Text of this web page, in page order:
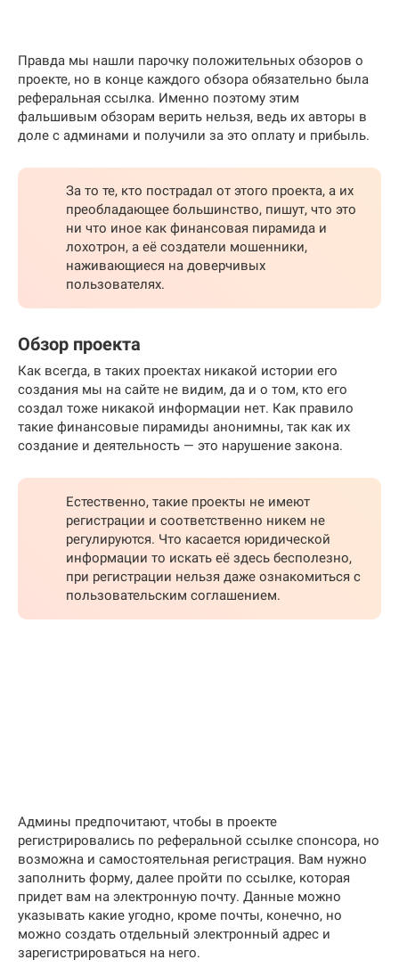
Правда мы нашли парочку положительных обзоров о
проекте, но в конце каждого обзора обязательно была
реферальная ссылка. Именно поэтому этим
фальшивым обзорам верить нельзя, ведь их авторы в
доле с админами и получили за это оплату и прибыль.
За то те, кто пострадал от этого проекта, а их
преобладающее большинство, пишут, что это
ни что иное как финансовая пирамида и
лохотрон, а её создатели мошенники,
наживающиеся на доверчивых
пользователях.
Обзор проекта
Как всегда, в таких проектах никакой истории его
создания мы на сайте не видим, да и о том, кто его
создал тоже никакой информации нет. Как правило
такие финансовые пирамиды анонимны, так как их
создание и деятельность — это нарушение закона.
Естественно, такие проекты не имеют
регистрации и соответственно никем не
регулируются. Что касается юридической
информации то искать её здесь бесполезно,
при регистрации нельзя даже ознакомиться с
пользовательским соглашением.
Админы предпочитают, чтобы в проекте
регистрировались по реферальной ссылке спонсора, но
возможна и самостоятельная регистрация. Вам нужно
заполнить форму, далее пройти по ссылке, которая
придет вам на электронную почту. Данные можно
указывать какие угодно, кроме почты, конечно, но
можно создать отдельный электронный адрес и
зарегистрироваться на него.